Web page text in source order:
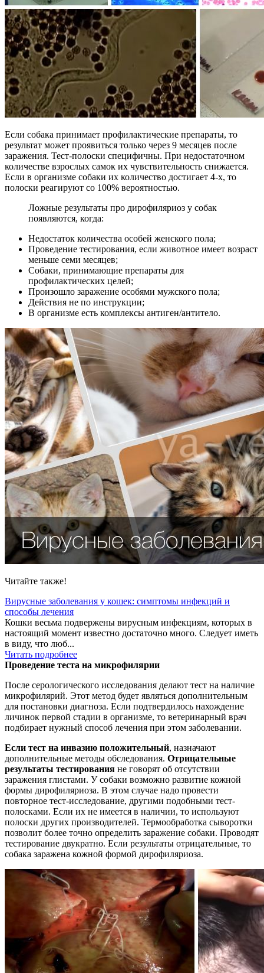
Если собака принимает профилактические препараты, то
результат может проявиться только через 9 месяцев после
заражения. Тест-полоски специфичны. При недостаточном
количестве взрослых самок их чувствительность снижается.
Если в организме собаки их количество достигает 4-х, то
полоски реагируют со 100% вероятностью.
Ложные результаты про дирофиляриоз у собак
появляются, когда:
Недостаток количества особей женского пола;
Проведение тестирования, если животное имеет возраст
меньше семи месяцев;
Собаки, принимающие препараты для
профилактических целей;
Произошло заражение особями мужского пола;
Действия не по инструкции;
В организме есть комплексы антиген/антитело.
Читайте также!
Вирусные заболевания у кошек: симптомы инфекций и
способы лечения
Кошки весьма подвержены вирусным инфекциям, которых в
настоящий момент известно достаточно много. Следует иметь
в виду, что люб...
Читать подробнее
Проведение теста на микрофилярии
После серологического исследования делают тест на наличие
микрофилярий. Этот метод будет являться дополнительным
для постановки диагноза. Если подтвердилось нахождение
личинок первой стадии в организме, то ветеринарный врач
подбирает нужный способ лечения при этом заболевании.
Если тест на инвазию положительный, назначают
дополнительные методы обследования. Отрицательные
результаты тестирования не говорят об отсутствии
заражения глистами. У собаки возможно развитие кожной
формы дирофиляриоза. В этом случае надо провести
повторное тест-исследование, другими подобными тест-
полосками. Если их не имеется в наличии, то используют
полоски других производителей. Термообработка сыворотки
позволит более точно определить заражение собаки. Проводят
тестирование двукратно. Если результаты отрицательные, то
собака заражена кожной формой дирофиляриоза.